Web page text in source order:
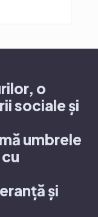
o
sociale și
umbrele
și